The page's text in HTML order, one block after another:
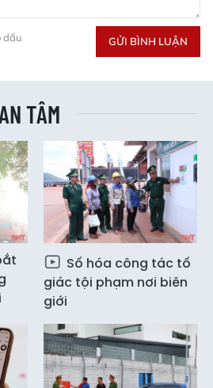
dấu GỬI BÌNH LUẬN
TÂM
Số hóa công tác tố
giác tội phạm nơi biên
giới